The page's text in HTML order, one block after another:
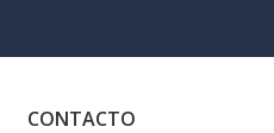
CONTACTO